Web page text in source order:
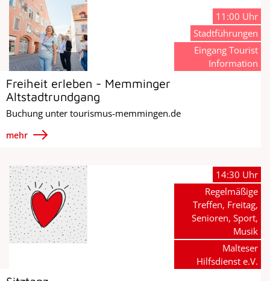
Freiheit erleben - Memminger
Altstadtrundgang
Buchung unter tourismus-memmingen.de
mehr
11:00 Uhr
Stadtführungen
Eingang Tourist
Information
14:30 Uhr
Regelmäßige
Treffen, Freitag,
Senioren, Sport,
Musik
Malteser
Hilfsdienst e.V.